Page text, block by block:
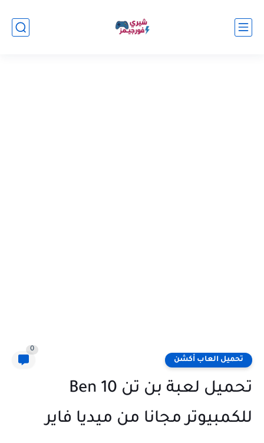
تحميل العاب أكشن
0
تحميل لعبة بن تن Ben 10
للكمبيوتر مجانا من ميديا فاير